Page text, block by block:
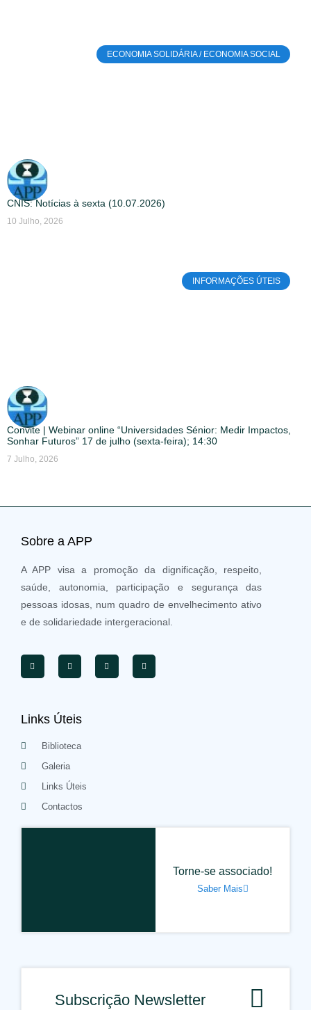
ECONOMIA SOLIDÁRIA / ECONOMIA SOCIAL
CNIS: Notícias à sexta (10.07.2026)
10 Julho, 2026
INFORMAÇÕES ÚTEIS
Convite | Webinar online “Universidades Sénior: Medir Impactos,
Sonhar Futuros” 17 de julho (sexta-feira); 14:30
7 Julho, 2026
Sobre a APP
A APP visa a promoção da dignificação, respeito,
saúde, autonomia, participação e segurança das
pessoas idosas, num quadro de envelhecimento ativo
e de solidariedade intergeracional.
Links Úteis
Biblioteca
Galeria
Links Úteis
Contactos
Torne-se associado!
Saber Mais
Subscrição Newsletter